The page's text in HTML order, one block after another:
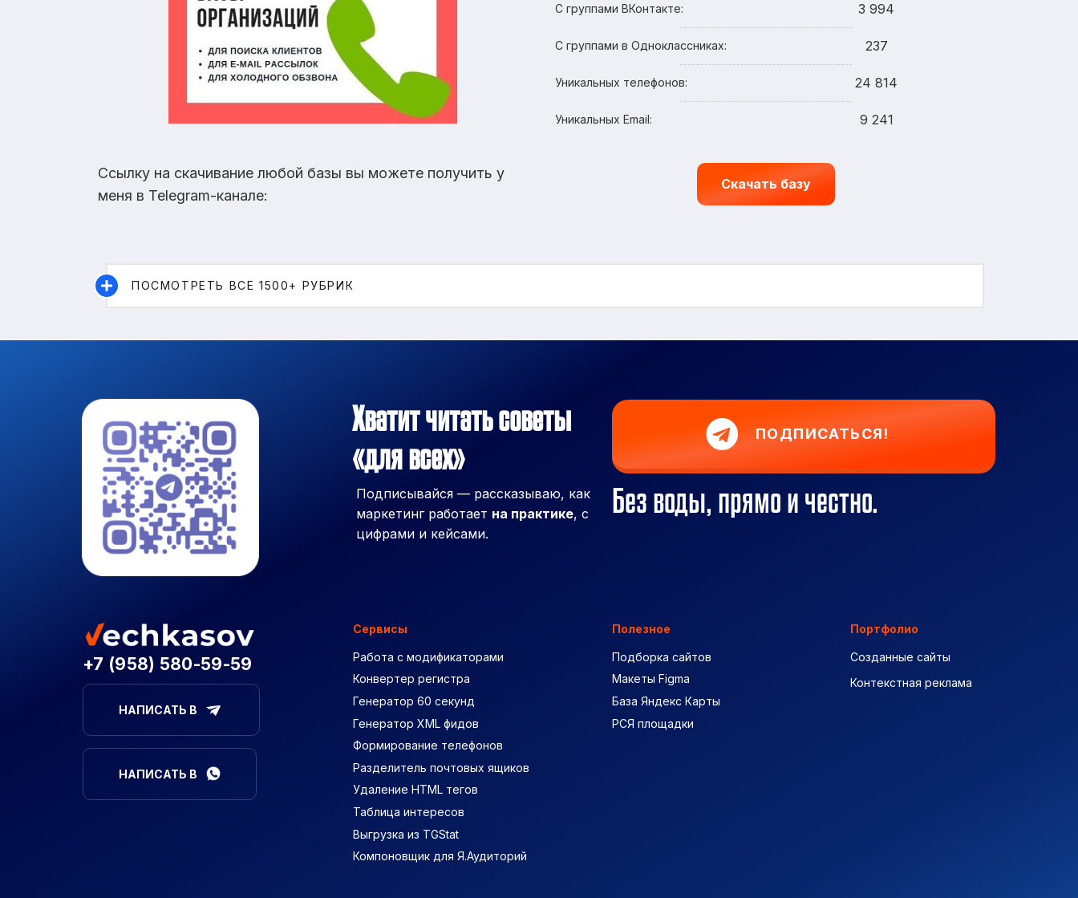
С группами ВКонтакте: 3 994
С группами в Одноклассниках: 237
Уникальных телефонов: 24 814
Уникальных Email: 9 241
Ссылку на скачивание любой базы вы можете получить у
меня в Telegram-канале:
Скачать базу
ПОСМОТРЕТЬ ВСЕ 1500+ РУБРИК
Хватит читать советы
«для всех»
Подписывайся — рассказываю, как
маркетинг работает на практике, с
цифрами и кейсами.
ПОДПИСАТЬСЯ!
Без воды, прямо и честно.
+7 (958) 580-59-59
НАПИСАТЬ В
НАПИСАТЬ В
Сервисы
Работа с модификаторами
Конвертер регистра
Генератор 60 секунд
Генератор XML фидов
Формирование телефонов
Разделитель почтовых ящиков
Удаление HTML тегов
Таблица интересов
Выгрузка из TGStat
Компоновщик для Я.Аудиторий
Полезное
Подборка сайтов
Макеты Figma
База Яндекс Карты
РСЯ площадки
Портфолио
Созданные сайты
Контекстная реклама